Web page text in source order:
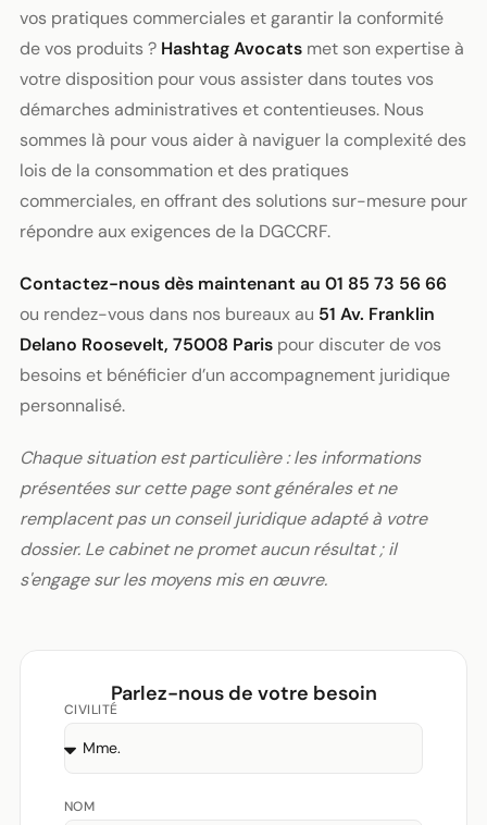
vos pratiques commerciales et garantir la conformité
de vos produits ? Hashtag Avocatsmet son expertise à
votre disposition pour vous assister dans toutes vos
démarches administratives et contentieuses. Nous
sommes là pour vous aider à naviguer la complexité des
lois de la consommation et des pratiques
commerciales, en offrant des solutions sur-mesure pour
répondre aux exigences de la DGCCRF.
Contactez-nous dès maintenant au 01 85 73 56 66
ou rendez-vous dans nos bureaux au 51 Av. Franklin
Delano Roosevelt, 75008 Parispour discuter de vos
besoins et bénéficier d’un accompagnement juridique
personnalisé.
Chaque situation est particulière : les informations
présentées sur cette page sont générales et ne
remplacent pas un conseil juridique adapté à votre
dossier. Le cabinet ne promet aucun résultat ; il
s'engage sur les moyens mis en œuvre.
Parlez-nous de votre besoin
CIVILITÉ
NOM